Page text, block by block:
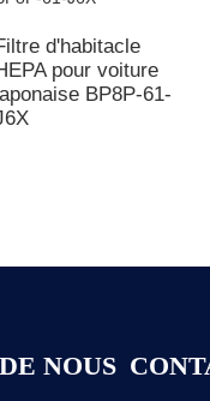
d'habitacle
pour voiture
BP8P-61-
NOUS